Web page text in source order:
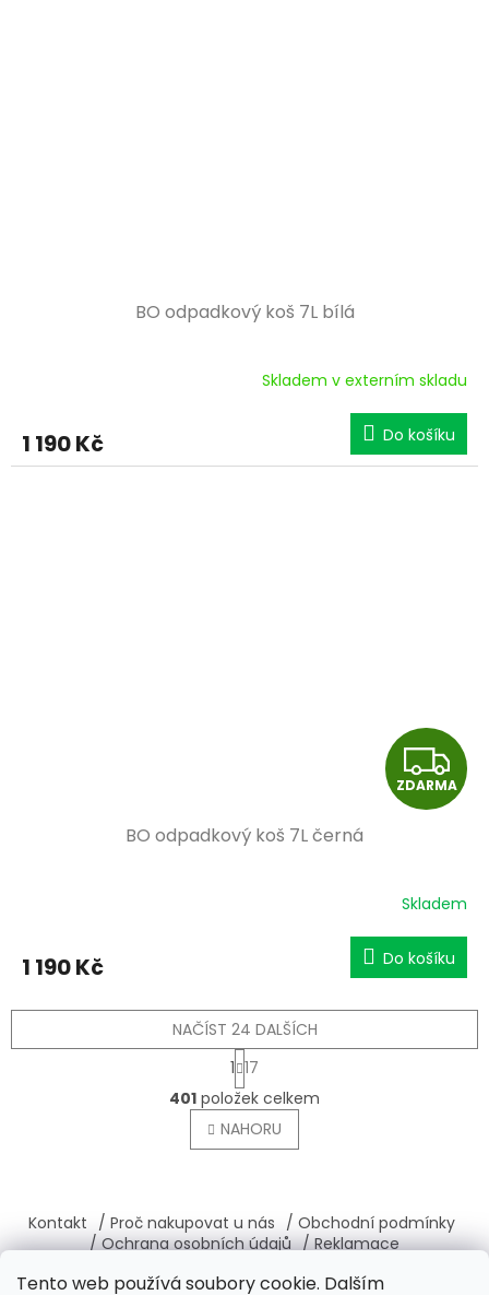
Tento web používá soubory cookie. Dalším
BO odpadkový koš 7L bílá
Skladem v externím skladu
1 190 Kč Do košíku
Z
D
R
M
A
ZDARMA
BO odpadkový koš 7L černá
Skladem
1 190 Kč Do košíku
O
v
l
á
c
í
p
r
NAČÍST 24 DALŠÍCH
S
t
r
á
n
k
n
í
1 17
401 položek celkem
NAHORU
p
a
Kontakt / Proč nakupovat u nás / Obchodní podmínky
/ Ochrana osobních údajů / Reklamace